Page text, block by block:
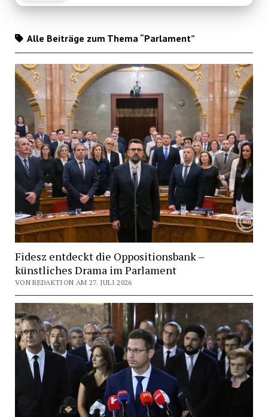
Alle Beiträge zum Thema “Parlament”
Fidesz entdeckt die Oppositionsbank –
künstliches Drama im Parlament
VON REDAKTION AM 27. JULI 2026